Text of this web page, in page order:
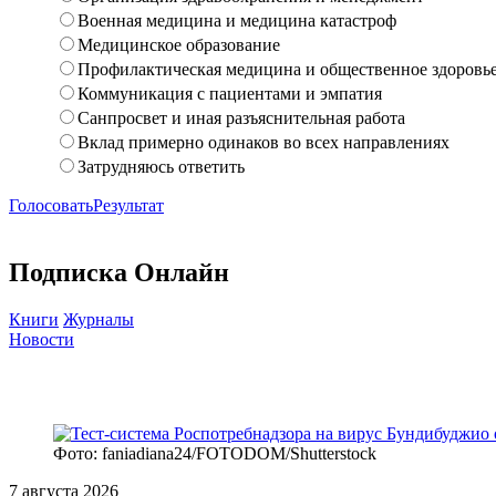
Военная медицина и медицина катастроф
Медицинское образование
Профилактическая медицина и общественное
Коммуникация с пациентами и эмпатия
Санпросвет и иная разъяснительная работа
Вклад примерно одинаков во всех направлениях
Затрудняюсь ответить
ГолосоватьРезультат
Подписка Онлайн
Книги Журналы
Новости
Фото: faniadiana24/FOTODOM/Shutterstock
7 августа 2026